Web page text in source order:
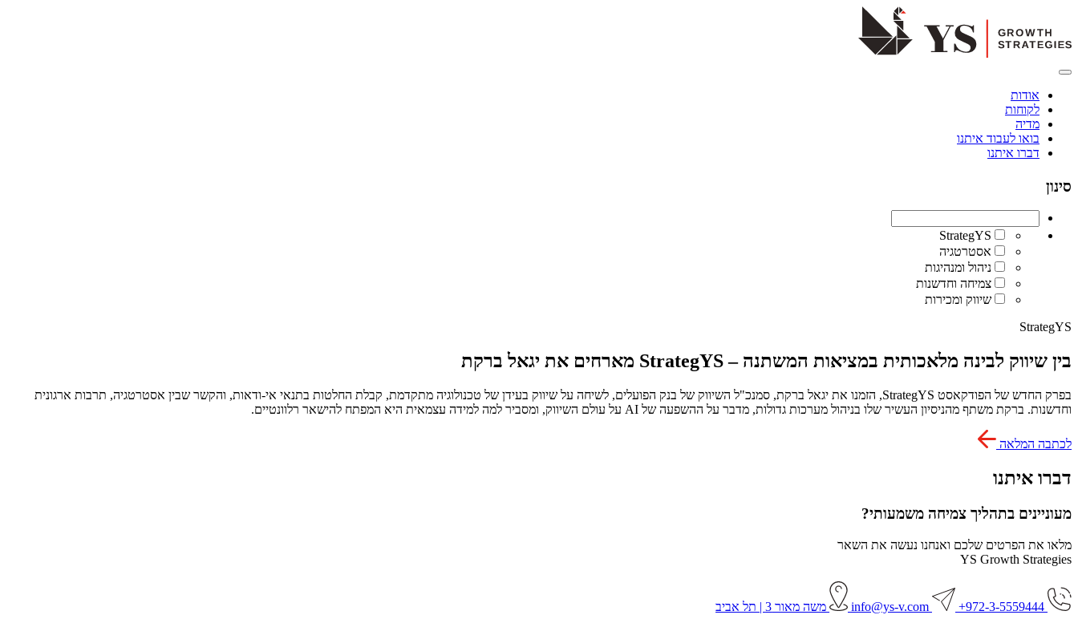
אודות
לקוחות
מדיה
בואו לעבוד איתנו
דברו איתנו
סינון
StrategYS
אסטרטגיה
ניהול ומנהיגות
צמיחה וחדשנות
שיווק ומכירות
StrategYS
בין שיווק לבינה מלאכותית במציאות המשתנה – StrategYS מארחים את יגאל ברקת
בפרק החדש של הפודקאסט StrategYS, הזמנו את יגאל ברקת, סמנכ"ל השיווק של בנק הפועלים, לשיחה על שיווק בעידן של טכנולוגיה מתקדמת, קבלת החלטות בתנאי אי-ודאות, והקשר שבין אסטרטגיה, תרבות ארגונית
וחדשנות. ברקת משתף מהניסיון העשיר שלו בניהול מערכות גדולות, מדבר על ההשפעה של AI על עולם השיווק, ומסביר למה למידה עצמאית היא המפתח להישאר רלוונטיים.
לכתבה המלאה
דברו איתנו
מעוניינים בתהליך צמיחה משמעותי?
מלאו את הפרטים שלכם ואנחנו נעשה את השאר
YS Growth Strategies
info@ys-v.com משה מאור 3 | תל אביב